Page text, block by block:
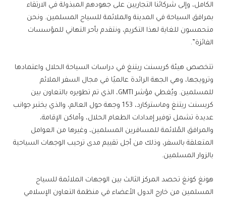
الكامل، وإلى شركائنا التجاريين على جهودهم المبذولة في الارتقاء
بمرافق السياحة في المدينة والملائمة للسياح المسلمين. ونحن
متحمسون للغاية لهذا التكريم، ونتقدم بأحر التهاني للمؤسسات
الفائزة”.
تتخصص هيئة كريسنت ريتنغ في دراسات السياحة الحلال واعتمادها
وترويجها، وهي الجهة الرائدة عالميًا في مجال السفر الملائم
للمسلمين. ويُغطي مؤشر GMTI، الذي تم تطويره بالتعاون بين
كريسنت ريتنغ وماستركارد، 153 وجهة حول العالم، والذي يختبر جوانب
عديدة تشمل توفير إمدادات الطعام الحلال، وأماكن الإقامة،
والمرافق المُلائمة للمسافرين المسلمين، وغيرها من العوامل
المتعلقة بالسفر، وذلك من أجل تقييم مدى ترحيب الوجهات السياحية
بالزوار المسلمين.
هونغ كونغ تحصد المركز الثالث بين الوجهات الملائمة للسياح
المسلمين من خارج الدول الأعضاء في منظمة التعاون الإسلامي